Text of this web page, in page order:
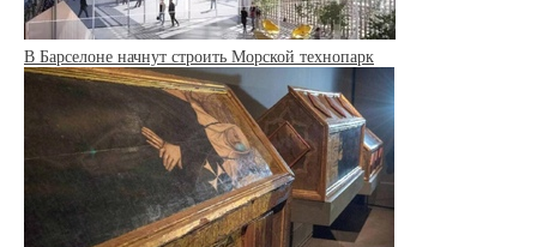
В Барселоне начнут строить Морской технопарк